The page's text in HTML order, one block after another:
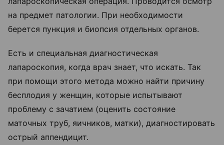
на предмет патологии. При необходимости
берется пункция и биопсия отдельных органов.
Есть и специальная диагностическая
лапароскопия, когда врач знает, что искать. Так
при помощи этого метода можно найти причину
бесплодия у женщин, которые испытывают
проблему с зачатием (оценить состояние
маточных труб, яичников, матки), диагностировать
острый аппендицит.